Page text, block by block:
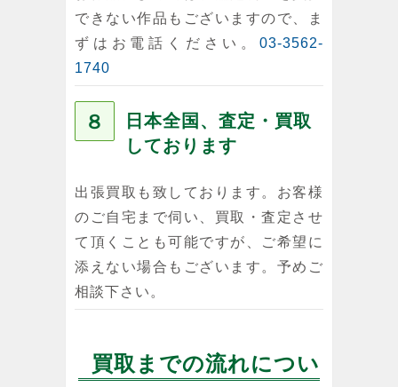
できない作品もございますので、ま
ずはお電話ください。 03-3562-
1740
８
日本全国、査定・買取
しております
出張買取も致しております。お客様
のご自宅まで伺い、買取・査定させ
て頂くことも可能ですが、ご希望に
添えない場合もございます。予めご
相談下さい。
買取までの流れについ